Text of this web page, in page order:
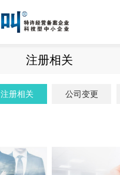
注册相关
注册相关 公司变更